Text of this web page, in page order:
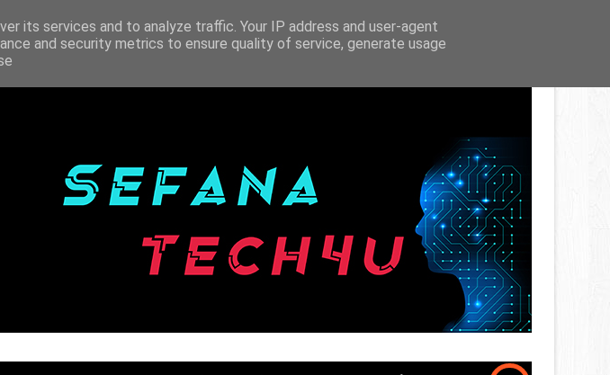
SAFANA TECH4U
its services and to analyze traffic. Your IP address and user-agent
and security metrics to ensure quality of service, generate usage